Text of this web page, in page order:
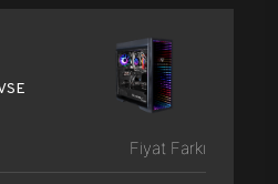
Fiyat Farkı